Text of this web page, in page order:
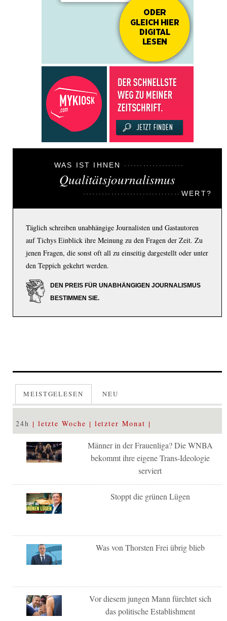
WAS IST IHNEN
Qualitätsjournalismus
WERT?
Täglich schreiben unabhängige Journalisten und Gastautoren
auf Tichys Einblick ihre Meinung zu den Fragen der Zeit. Zu
jenen Fragen, die sonst oft all zu einseitig dargestellt oder unter
den Teppich gekehrt werden.
DEN PREIS FÜR UNABHÄNGIGEN JOURNALISMUS
BESTIMMEN SIE.
MEISTGELESEN NEU
24h letzte Woche letzter Monat
Männer in der Frauenliga? Die WNBA
bekommt ihre eigene Trans-Ideologie
serviert
Stoppt die grünen Lügen
Was von Thorsten Frei übrig blieb
Vor diesem jungen Mann fürchtet sich
das politische Establishment